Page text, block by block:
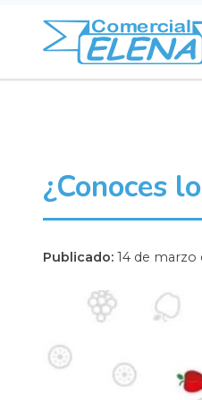
¿Conoces
Publicado: 14 de marzo